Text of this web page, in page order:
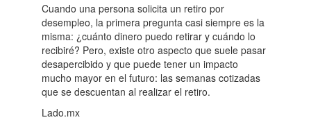
Cuando una persona solicita un retiro por
desempleo, la primera pregunta casi siempre es la
misma: ¿cuánto dinero puedo retirar y cuándo lo
recibiré? Pero, existe otro aspecto que suele pasar
desapercibido y que puede tener un impacto
mucho mayor en el futuro: las semanas cotizadas
que se descuentan al realizar el retiro.
Lado.mx